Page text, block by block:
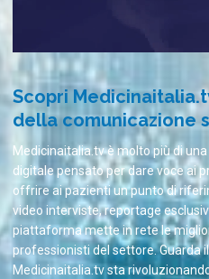
Scopri
della comunicazione
Medicinaitalia.tv è molto più di
digitale pensato per dare voce ai
offrire ai pazienti un punto di
video interviste, reportage
piattaforma mette in rete le
professionisti del settore. Guarda
Medicinaitalia.tv sta